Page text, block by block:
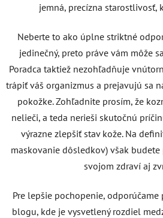
jemná, precízna starostlivosť,
Neberte to ako úplne striktné
jedinečný, preto práve vám môže
Poradca taktiež nezohľadňuje
trápiť váš organizmus a prejavujú sa
pokožke. Zohľadnite prosím, že
nelieči, a teda nerieši skutočnú
výrazne zlepšiť stav kože. Na
maskovanie dôsledkov) však
svojom zdraví aj
Pre lepšie pochopenie,
blogu, kde je vysvetlený rozdiel